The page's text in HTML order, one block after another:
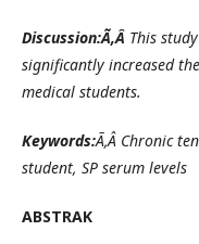
Discussion:Ã‚Â This
significantly increased
medical students.
Keywords:Ã‚Â Chronic
student, SP serum levels
ABSTRAK